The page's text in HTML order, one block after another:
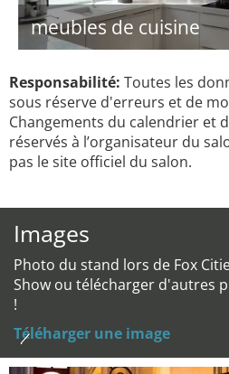
meubles de cuisine
Responsabilité: Toutes les
sous réserve d'erreurs et de
Changements du calendrier et
réservés à l’organisateur du
pas le site officiel du salon.
Images
Photo du stand lors de Fox
Show ou télécharger d'autres
!
Téléharger une image